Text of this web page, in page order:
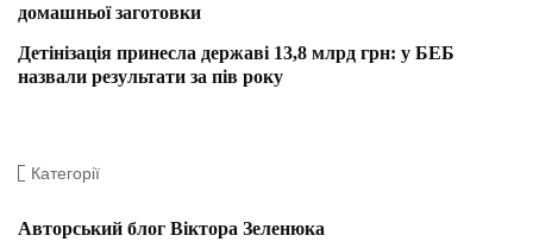
домашньої заготовки
Детінізація принесла державі 13,8 млрд грн: у БЕБ
назвали результати за пів року
Категорії
Авторський блог Віктора Зеленюка